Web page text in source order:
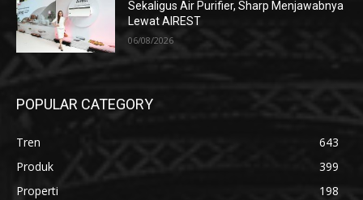
Sekaligus Air Purifier, Sharp Menjawabnya
Lewat AIREST
06/08/2026
POPULAR CATEGORY
Tren
643
Produk
399
Properti
198